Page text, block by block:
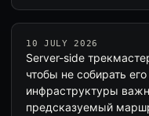
10 JULY 2026
Server-side
чтобы не собирать
инфраструктуры
предсказуемый